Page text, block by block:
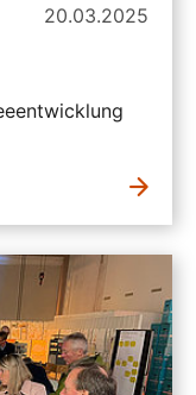
20.03.2025